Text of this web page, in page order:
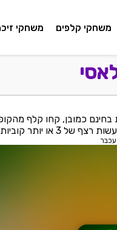
משחקי קלפים משחקי
כמובן, קחו קלף
משחק רמי קלפים.
עכבר